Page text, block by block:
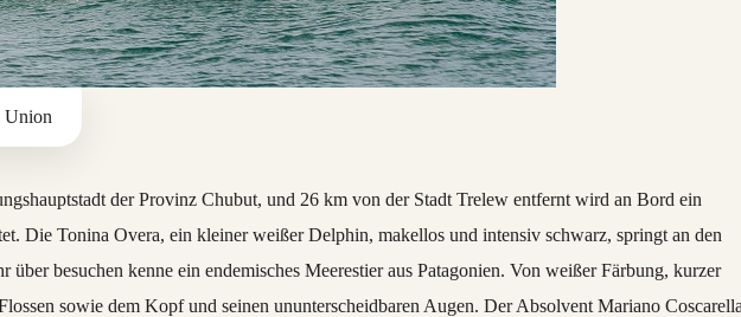
Union
der Provinz Chubut, und 26 km von der Stadt Trelew entfernt wird an Bord ein
Die Tonina Overa, ein kleiner weißer Delphin, makellos und intensiv schwarz, springt an den
über besuchen kenne ein endemisches Meerestier aus Patagonien. Von weißer Färbung, kurzer
sowie dem Kopf und seinen ununterscheidbaren Augen. Der Absolvent Mariano